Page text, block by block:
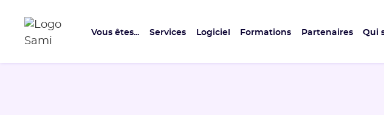
Vous êtes... Services Logiciel Formations Partenaires Qui